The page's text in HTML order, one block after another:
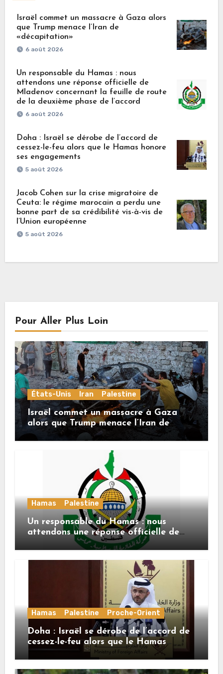
Israël commet un massacre à Gaza alors
que Trump menace l’Iran de
«décapitation»
6 août 2026
Un responsable du Hamas : nous
attendons une réponse officielle de
Mladenov concernant la feuille de route
de la deuxième phase de l’accord
6 août 2026
Doha : Israël se dérobe de l’accord de
cessez-le-feu alors que le Hamas honore
ses engagements
5 août 2026
Jacob Cohen sur la crise migratoire de
Ceuta: le régime marocain a perdu une
bonne part de sa crédibilité vis-à-vis de
l’Union européenne
5 août 2026
Pour Aller Plus Loin
États-Unis Iran Palestine
Israël commet un massacre à Gaza
alors que Trump menace l’Iran de
«décapitation»
Hamas Palestine
Un responsable du Hamas : nous
attendons une réponse officielle de
Mladenov concernant la feuille de
Hamas Palestine Proche-Orient
Doha : Israël se dérobe de l’accord de
cessez-le-feu alors que le Hamas
honore ses engagements